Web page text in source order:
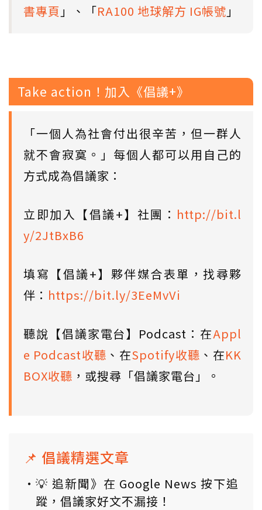
書專頁 」、「RA100 地球解方 IG帳號 」
Take action！加入《倡議+》
「一個人為社會付出很辛苦，但一群人
就不會寂寞。」每個人都可以用自己的
方式成為倡議家：
立即加入【倡議+】社團： http://bit.l
y/2JtBxB6
填寫【倡議+】夥伴媒合表單，找尋夥
伴： https://bit.ly/3EeMvVi
聽說【倡議家電台】Podcast：在Appl
e Podcast收聽 、在Spotify收聽 、在KK
BOX收聽 ，或搜尋「倡議家電台」。
📌 倡議精選文章
💡 追新聞》在 Google News 按下追
蹤，倡議家好文不漏接！